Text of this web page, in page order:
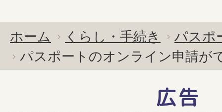
ホーム くらし・手続き
パスポ
パスポートのオンライン申請が
広告